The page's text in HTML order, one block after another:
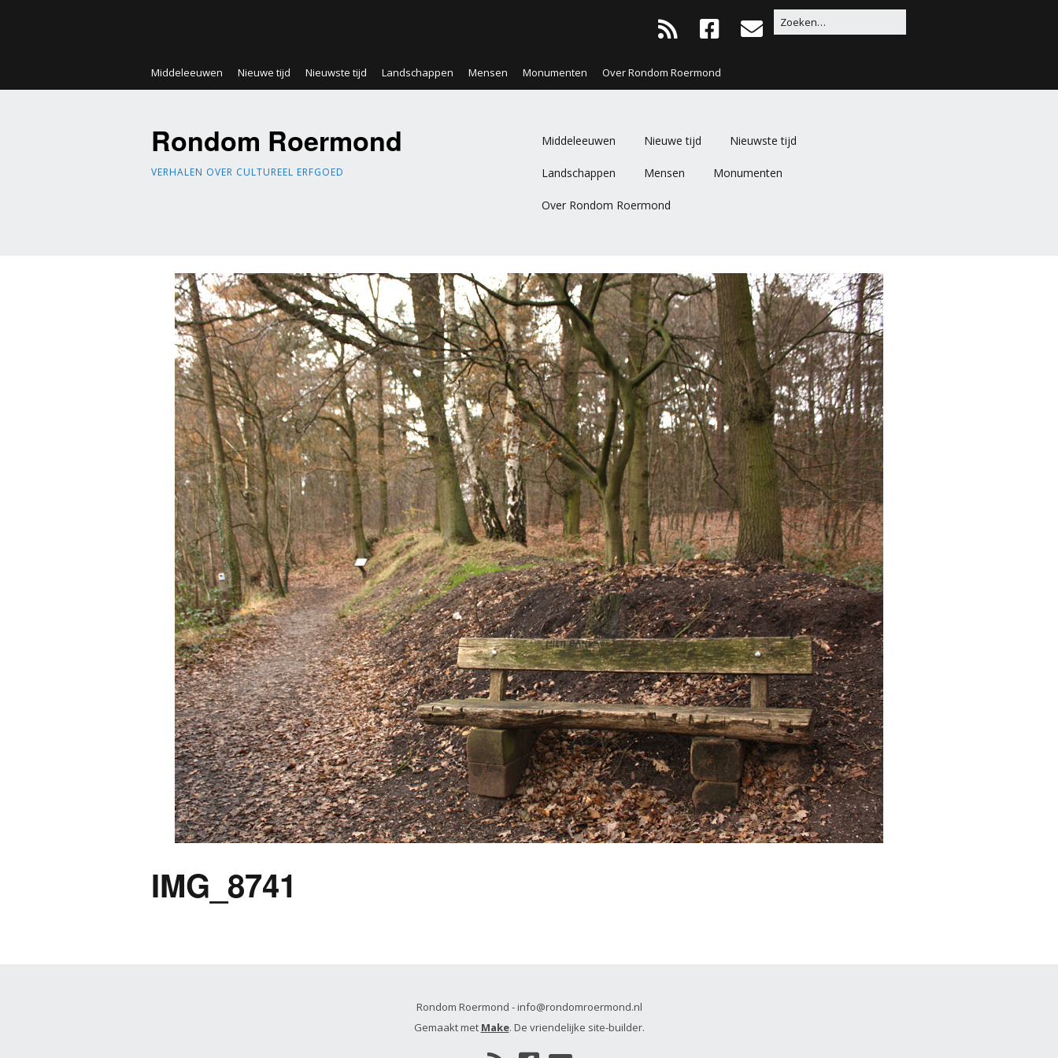
Middeleeuwen Nieuwe tijd Nieuwste tijd Landschappen Mensen Monumenten Over Rondom Roermond
Rondom Roermond
VERHALEN OVER CULTUREEL ERFGOED
Middeleeuwen Nieuwe tijd Nieuwste tijd
Landschappen Mensen Monumenten
Over Rondom Roermond
IMG_8741
Rondom Roermond - info@rondomroermond.nl
Gemaakt met Make. De vriendelijke site-builder.